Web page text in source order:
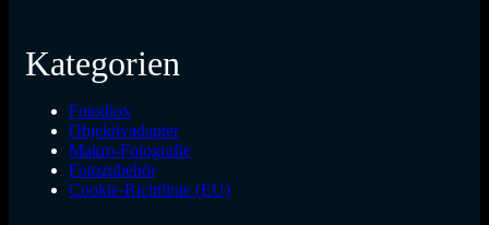
Kategorien
Fotodiox
Objektivadapter
Makro-Fotografie
Fotozubehör
Cookie-Richtlinie (EU)